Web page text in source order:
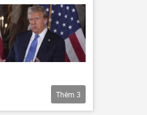
Thêm 3